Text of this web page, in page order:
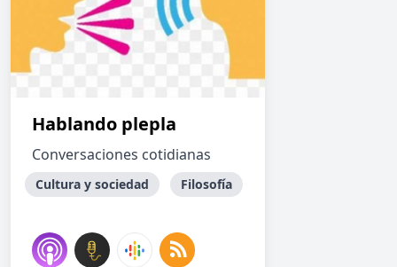
Hablando plepla
Conversaciones cotidianas
Cultura y sociedad Filosofía